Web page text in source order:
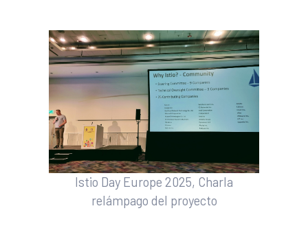
Istio Day Europe 2025, Charla
relámpago del proyecto